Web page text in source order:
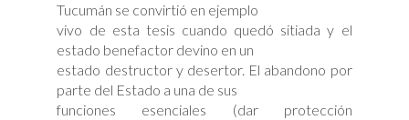
Tucumán se convirtió en ejemplo
vivo de esta tesis cuando quedó sitiada y el
estado benefactor devino en un
estado destructor y desertor. El abandono por
parte del Estado a una de sus
funciones esenciales (dar protección